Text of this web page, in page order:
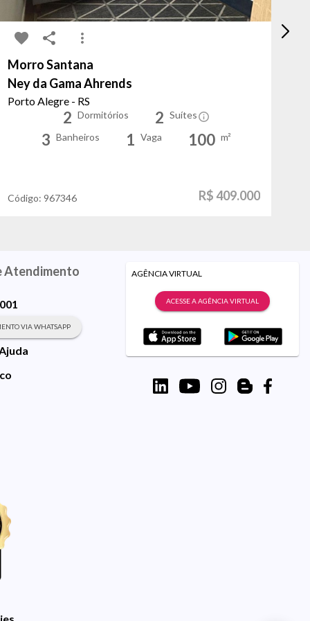
Morro Santana
Ney da Gama Ahrends
Porto Alegre - RS
2 Dormitórios 2 Suítes
3 Banheiros 1 Vaga 100 m²
Código: 967346 R$ 409.000
Atendimento
VIA WHATSAPP
AGÊNCIA VIRTUAL
ACESSE A AGÊNCIA VIRTUAL